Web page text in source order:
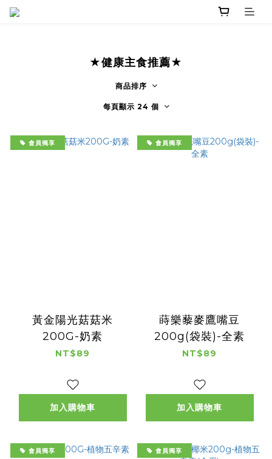
★健康主食推薦★
商品排序
每頁顯示 24 個
會員獨享
黃金陽光菇菇米
200G-奶素
NT$89
加入購物車
會員獨享
蒔樂藜麥鷹嘴豆
200g(袋裝)-全素
NT$89
加入購物車
會員獨享 會員獨享